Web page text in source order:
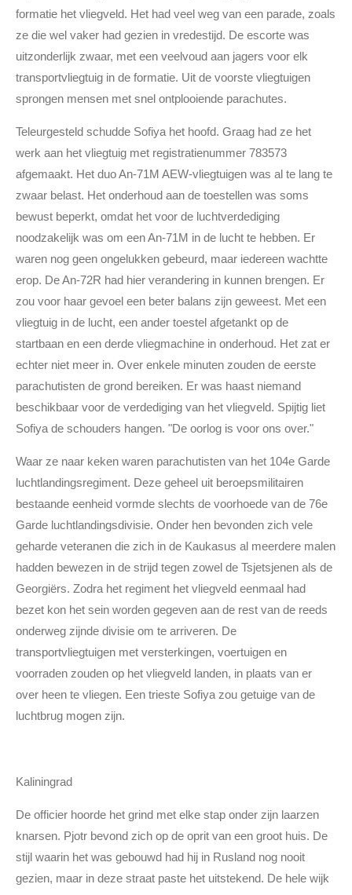
formatie het vliegveld. Het had veel weg van een parade, zoals
ze die wel vaker had gezien in vredestijd. De escorte was
uitzonderlijk zwaar, met een veelvoud aan jagers voor elk
transportvliegtuig in de formatie. Uit de voorste vliegtuigen
sprongen mensen met snel ontplooiende parachutes.
Teleurgesteld schudde Sofiya het hoofd. Graag had ze het
werk aan het vliegtuig met registratienummer 783573
afgemaakt. Het duo An-71M AEW-vliegtuigen was al te lang te
zwaar belast. Het onderhoud aan de toestellen was soms
bewust beperkt, omdat het voor de luchtverdediging
noodzakelijk was om een An-71M in de lucht te hebben. Er
waren nog geen ongelukken gebeurd, maar iedereen wachtte
erop. De An-72R had hier verandering in kunnen brengen. Er
zou voor haar gevoel een beter balans zijn geweest. Met een
vliegtuig in de lucht, een ander toestel afgetankt op de
startbaan en een derde vliegmachine in onderhoud. Het zat er
echter niet meer in. Over enkele minuten zouden de eerste
parachutisten de grond bereiken. Er was haast niemand
beschikbaar voor de verdediging van het vliegveld. Spijtig liet
Sofiya de schouders hangen. "De oorlog is voor ons over."
Waar ze naar keken waren parachutisten van het 104e Garde
luchtlandingsregiment. Deze geheel uit beroepsmilitairen
bestaande eenheid vormde slechts de voorhoede van de 76e
Garde luchtlandingsdivisie. Onder hen bevonden zich vele
geharde veteranen die zich in de Kaukasus al meerdere malen
hadden bewezen in de strijd tegen zowel de Tsjetsjenen als de
Georgiërs. Zodra het regiment het vliegveld eenmaal had
bezet kon het sein worden gegeven aan de rest van de reeds
onderweg zijnde divisie om te arriveren. De
transportvliegtuigen met versterkingen, voertuigen en
voorraden zouden op het vliegveld landen, in plaats van er
over heen te vliegen. Een trieste Sofiya zou getuige van de
luchtbrug mogen zijn.
Kaliningrad
De officier hoorde het grind met elke stap onder zijn laarzen
knarsen. Pjotr bevond zich op de oprit van een groot huis. De
stijl waarin het was gebouwd had hij in Rusland nog nooit
gezien, maar in deze straat paste het uitstekend. De hele wijk